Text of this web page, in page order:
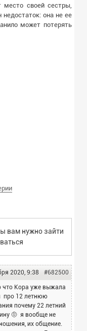
место своей сестры,
она не ее
может потерять
вам нужно зайти
#682500
2020, 9:38
что Кора уже выжала
про 12 летнюю
почему 22 летний
🤨 я вообще не
их общение.